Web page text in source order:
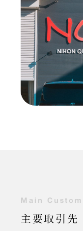
M a i n C u st o m
主要取引先